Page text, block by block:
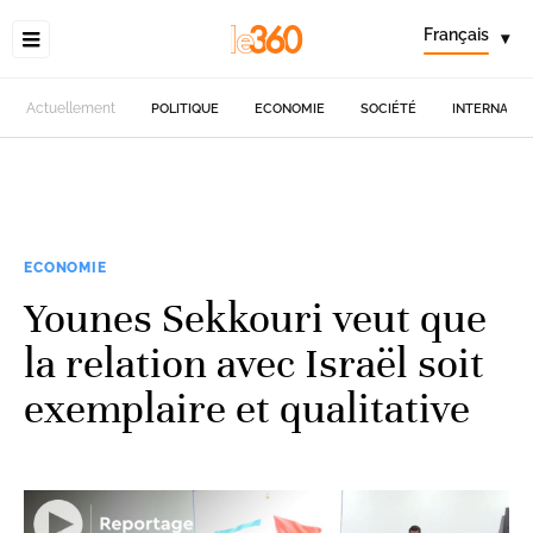
Français ▾
Actuellement POLITIQUE ECONOMIE SOCIÉTÉ
ECONOMIE
Younes Sekkouri veut que
la relation avec Israël soit
exemplaire et qualitative